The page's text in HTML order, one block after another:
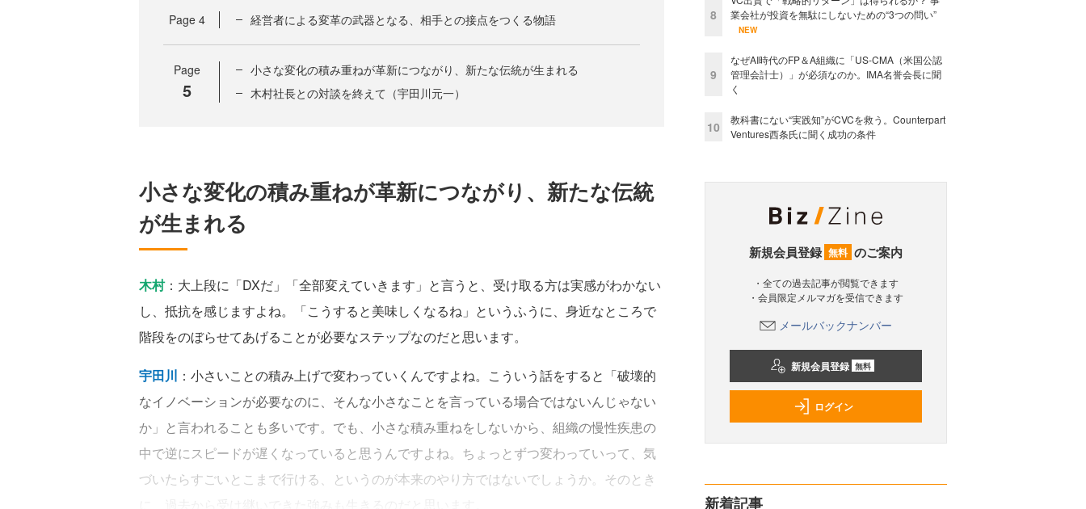
Page 4 経営者による変革の武器となる、相手との接点をつくる物語
Page
5
小さな変化の積み重ねが革新につながり、新たな伝統が生まれる
木村社長との対談を終えて（宇田川元一）
小さな変化の積み重ねが革新につながり、新たな伝統
が生まれる
木村：大上段に「DXだ」「全部変えていきます」と言うと、受け取る方は実感がわかない
し、抵抗を感じますよね。「こうすると美味しくなるね」というふうに、身近なところで
階段をのぼらせてあげることが必要なステップなのだと思います。
宇田川 ：小さいことの積み上げで変わっていくんですよね。こういう話をすると「破壊的
なイノベーションが必要なのに、そんな小さなことを言っている場合ではないんじゃない
か」と言われることも多いです。でも、小さな積み重ねをしないから、組織の慢性疾患の
中で逆にスピードが遅くなっていると思うんですよね。ちょっとずつ変わっていって、気
づいたらすごいとこまで行ける、というのが本来のやり方ではないでしょうか。そのとき
8
業会社が投資を無駄にしないための“3つの問い”
NEW
9
なぜAI時代のFP＆A組織に「US-CMA（米国公認
管理会計士）」が必須なのか。IMA名誉会長に聞
く
10
教科書にない“実践知”がCVCを救う。Counterpart
Ventures西条氏に聞く成功の条件
新規会員登録 無料 のご案内
・全ての過去記事が閲覧できます
・会員限定メルマガを受信できます
メールバックナンバー
新規会員登録 無料
ログイン
新着記事